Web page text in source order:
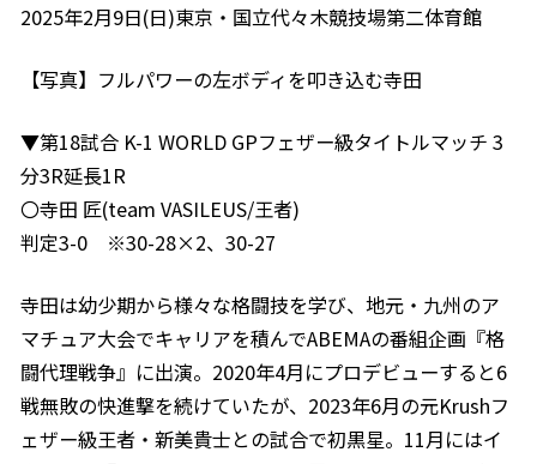
2025年2月9日(日)東京・国立代々木競技場第二体育館
【写真】フルパワーの左ボディを叩き込む寺田
▼第18試合 K-1 WORLD GPフェザー級タイトルマッチ 3
分3R延長1R
〇寺田 匠(team VASILEUS/王者)
判定3-0 ※30-28×2、30-27
寺田は幼少期から様々な格闘技を学び、地元・九州のア
マチュア大会でキャリアを積んでABEMAの番組企画『格
闘代理戦争』に出演。2020年4月にプロデビューすると6
戦無敗の快進撃を続けていたが、2023年6月の元Krushフ
ェザー級王者・新美貴士との試合で初黒星。11月にはイ